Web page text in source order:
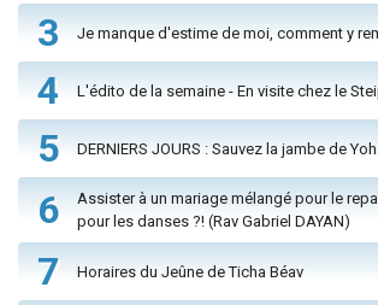
3 Je manque d'estime de moi, comment y
4 L'édito de la semaine - En visite chez le
5 DERNIERS JOURS : Sauvez la jambe de
6
Assister à un mariage mélangé pour le
pour les danses ?! (Rav Gabriel DAYAN)
7 Horaires du Jeûne de Ticha Béav